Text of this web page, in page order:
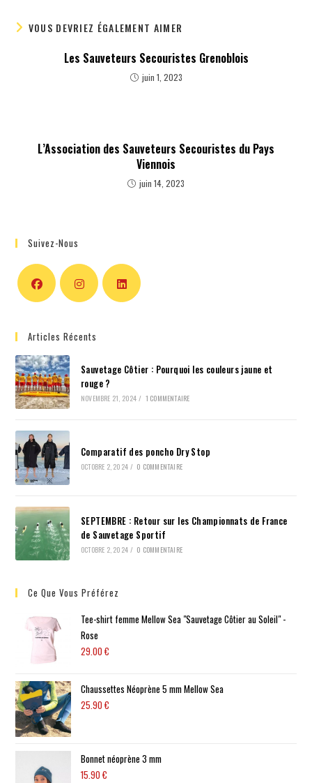
VOUS DEVRIEZ ÉGALEMENT AIMER
Les Sauveteurs Secouristes Grenoblois
juin 1, 2023
L’Association des Sauveteurs Secouristes du Pays
Viennois
juin 14, 2023
Suivez-Nous
Articles Récents
Sauvetage Côtier : Pourquoi les couleurs jaune et
rouge ?
NOVEMBRE 21, 2024 / 1 COMMENTAIRE
Comparatif des poncho Dry Stop
OCTOBRE 2, 2024 / 0 COMMENTAIRE
SEPTEMBRE : Retour sur les Championnats de France
de Sauvetage Sportif
OCTOBRE 2, 2024 / 0 COMMENTAIRE
Ce Que Vous Préférez
Tee-shirt femme Mellow Sea "Sauvetage Côtier au Soleil" -
Rose
29.00€
Chaussettes Néoprène 5 mm Mellow Sea
25.90€
Bonnet néoprène 3 mm
15.90€